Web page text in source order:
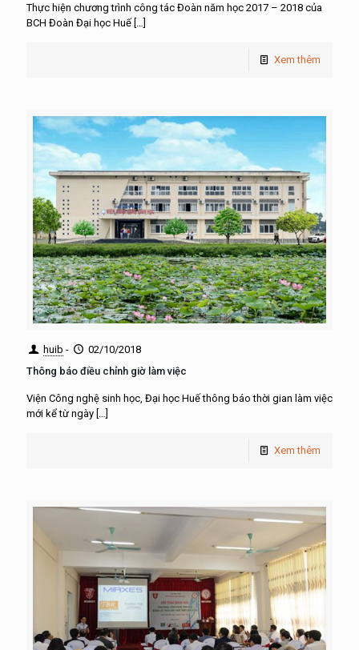
Thực hiện chương trình công tác Đoàn năm học 2017 – 2018 của
BCH Đoàn Đại học Huế[…]
Xem thêm
huib -
02/10/2018
Thông báo điều chỉnh giờ làm việc
Viện Công nghệ sinh học, Đại học Huế thông báo thời gian làm việc
mới kể từ ngày […]
Xem thêm